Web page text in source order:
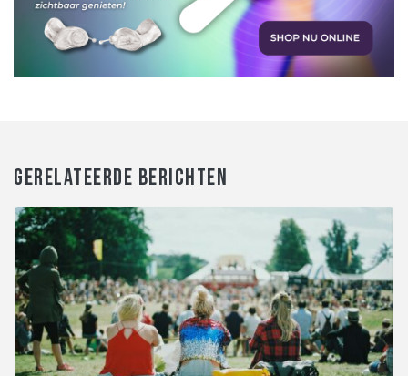
GERELATEERDE BERICHTEN